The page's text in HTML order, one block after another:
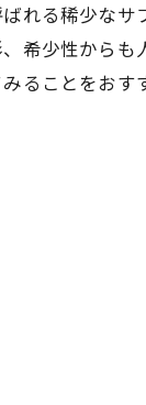
れる稀少な
希少性から
ることをおす